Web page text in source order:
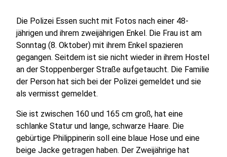
Die Polizei Essen sucht mit Fotos nach einer 48-
jährigen und ihrem zweijährigen Enkel. Die Frau ist am
Sonntag (8. Oktober) mit ihrem Enkel spazieren
gegangen. Seitdem ist sie nicht wieder in ihrem Hostel
an der Stoppenberger Straße aufgetaucht. Die Familie
der Person hat sich bei der Polizei gemeldet und sie
als vermisst gemeldet.
Sie ist zwischen 160 und 165 cm groß, hat eine
schlanke Statur und lange, schwarze Haare. Die
gebürtige Philippinerin soll eine blaue Hose und eine
beige Jacke getragen haben. Der Zweijährige hat